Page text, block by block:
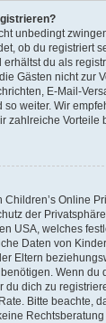
unbedingt
ob du registriert
du als
Gästen nicht zur
E-Mail-
weiter. Wir
zahlreiche Vorteile
Online
der
USA, welches
Daten von
Eltern
Wenn du
du dich zu
Bitte beachte,